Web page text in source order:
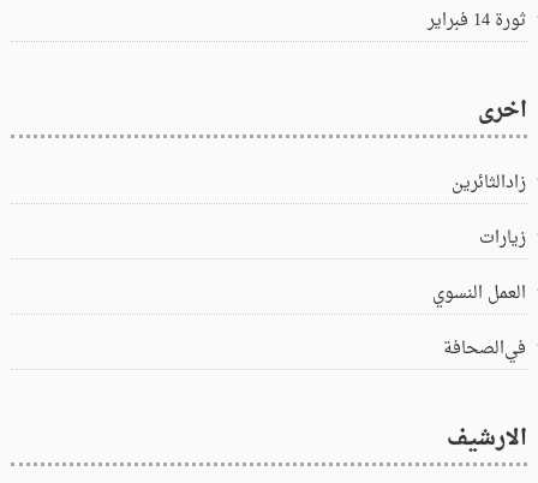
ثورة 14 فبراير
اخرى
زادالثائرين
زيارات
العمل النسوي
في‌الصحافة
الارشيف